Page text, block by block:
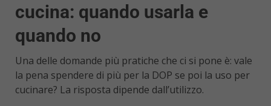
cucina: quando usarla e
quando no
Una delle domande più pratiche che ci si pone è: vale
la pena spendere di più per la DOP se poi la uso per
cucinare? La risposta dipende dall’utilizzo.